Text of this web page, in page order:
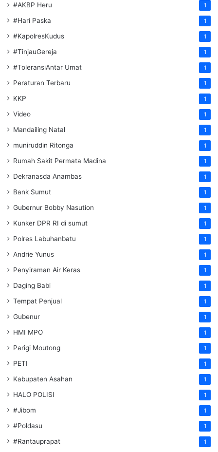
#AKBP Heru 1
#Hari Paska 1
#KapolresKudus 1
#TinjauGereja 1
#ToleransiAntar Umat 1
Peraturan Terbaru 1
KKP 1
Video 1
Mandailing Natal 1
muniruddin Ritonga 1
Rumah Sakit Permata Madina 1
Dekranasda Anambas 1
Bank Sumut 1
Gubernur Bobby Nasution 1
Kunker DPR RI di sumut 1
Polres Labuhanbatu 1
Andrie Yunus 1
Penyiraman Air Keras 1
Daging Babi 1
Tempat Penjual 1
Gubenur 1
HMI MPO 1
Parigi Moutong 1
PETI 1
Kabupaten Asahan 1
HALO POLISI 1
#Jibom 1
#Poldasu 1
#Rantauprapat 1